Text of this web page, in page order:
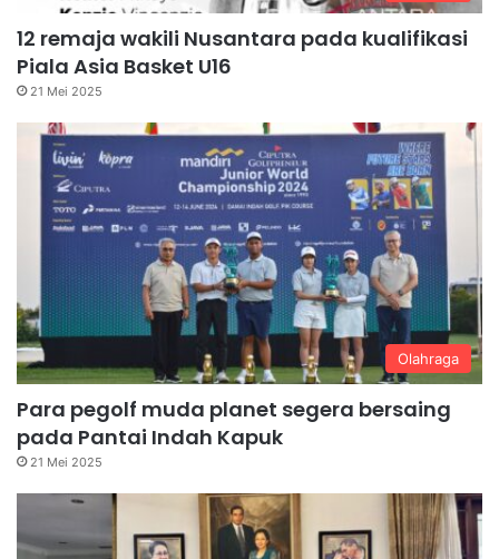
12 remaja wakili Nusantara pada kualifikasi
Piala Asia Basket U16
21 Mei 2025
Olahraga
Para pegolf muda planet segera bersaing
pada Pantai Indah Kapuk
21 Mei 2025